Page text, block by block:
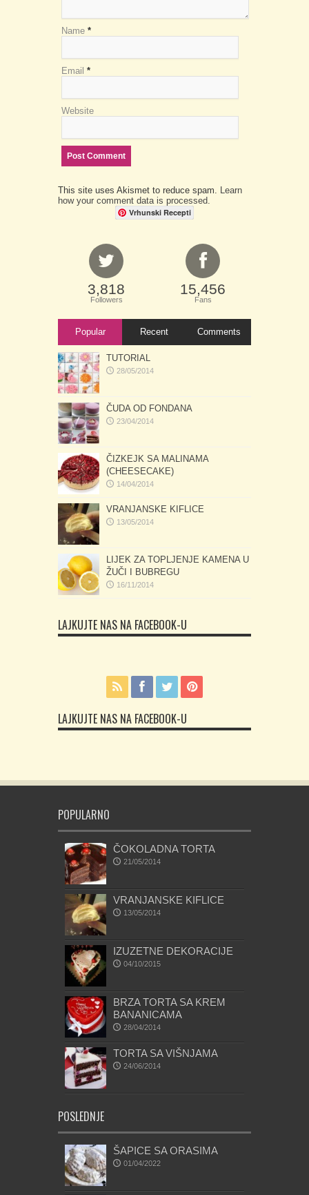
Name *
Email *
Website
This site uses Akismet to reduce spam. Learn
how your comment data is processed.
Vrhunski Recepti
3,818
Followers
15,456
Fans
Popular Recent Comments
TUTORIAL
28/05/2014
ČUDA OD FONDANA
23/04/2014
ČIZKEJK SA MALINAMA
(CHEESECAKE)
14/04/2014
VRANJANSKE KIFLICE
13/05/2014
LIJEK ZA TOPLJENJE KAMENA U
ŽUČI I BUBREGU
16/11/2014
LAJKUJTE NAS NA FACEBOOK-U
LAJKUJTE NAS NA FACEBOOK-U
POPULARNO
ČOKOLADNA TORTA
21/05/2014
VRANJANSKE KIFLICE
13/05/2014
IZUZETNE DEKORACIJE
04/10/2015
BRZA TORTA SA KREM
BANANICAMA
28/04/2014
TORTA SA VIŠNJAMA
24/06/2014
POSLEDNJE
ŠAPICE SA ORASIMA
01/04/2022